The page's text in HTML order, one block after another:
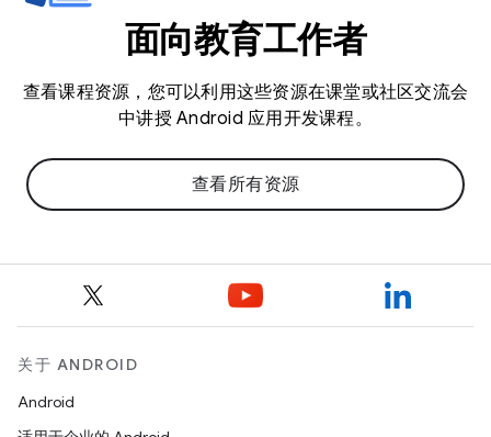
面向教育工作者
查看课程资源，您可以利用这些资源在课堂或社区交流会
中讲授 Android 应用开发课程。
查看所有资源
关于 ANDROID
Android